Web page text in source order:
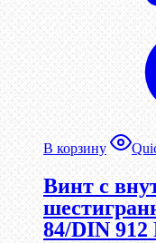
В корзину
Винт c
84/DIN